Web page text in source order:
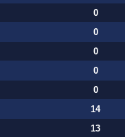
0
0
0
0
0
14
13